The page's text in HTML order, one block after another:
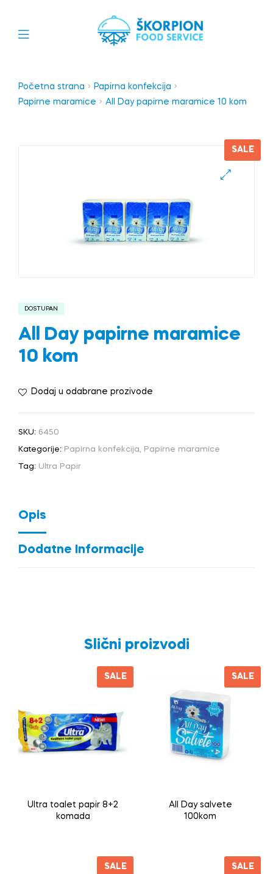
Početna strana
Papirna konfekcija
Papirne maramice
All Day papirne maramice 10 kom
SALE
DOSTUPAN
All Day papirne maramice
10 kom
Dodaj u odabrane prozivode
SKU: 6450
Kategorije: Papirna konfekcija, Papirne maramice
Tag: Ultra Papir
Opis
Dodatne Informacije
Slični proizvodi
SALE
Ultra toalet papir 8+2
komada
SALE
All Day salvete
100kom
SALE SALE